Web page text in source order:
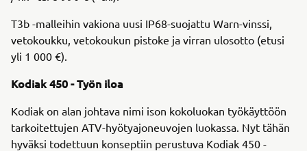
T3b -malleihin vakiona uusi IP68-suojattu Warn-vinssi,
vetokoukku, vetokoukun pistoke ja virran ulosotto (etusi
yli 1 000 €).
Kodiak 450 - Työn iloa
Kodiak on alan johtava nimi ison kokoluokan työkäyttöön
tarkoitettujen ATV-hyötyajoneuvojen luokassa. Nyt tähän
hyväksi todettuun konseptiin perustuva Kodiak 450 -